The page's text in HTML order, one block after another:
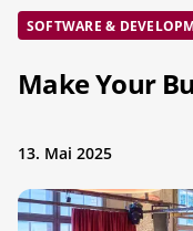
SOFTWARE &
Make Your
13. Mai 2025